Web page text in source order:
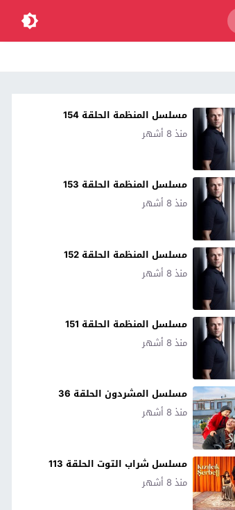
مسلسل المنظمة الحلقة 154
منذ 8 أشهر
مسلسل المنظمة الحلقة 153
منذ 8 أشهر
مسلسل المنظمة الحلقة 152
منذ 8 أشهر
مسلسل المنظمة الحلقة 151
منذ 8 أشهر
مسلسل المشردون الحلقة 36
منذ 8 أشهر
مسلسل شراب التوت الحلقة 113
منذ 8 أشهر